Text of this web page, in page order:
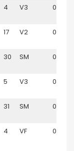
4 V3
17 V2
30 SM
5 V3
31 SM
4 VF